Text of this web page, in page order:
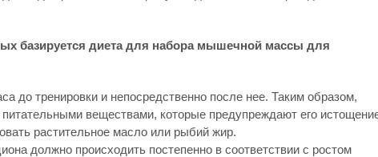
базируется диета для набора мышечной массы для
до тренировки и непосредственно после нее. Таким образом,
веществами, которые предупреждают его
растительное масло или рыбий жир.
должно происходить постепенно в соответствии с ростом